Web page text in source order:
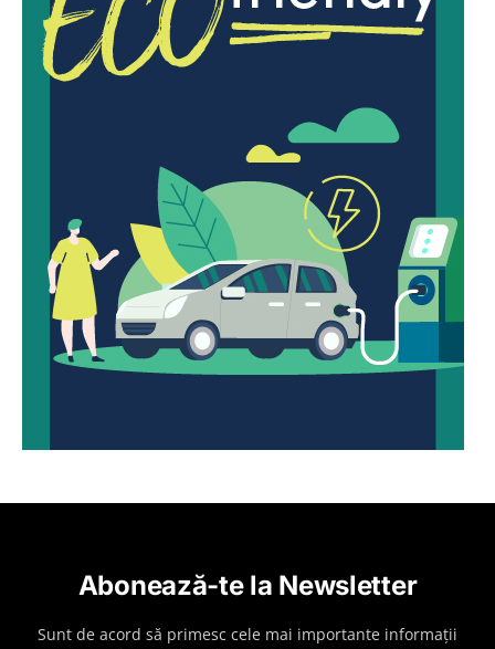
Abonează-te la Newsletter
Sunt de acord să primesc cele mai importante informații